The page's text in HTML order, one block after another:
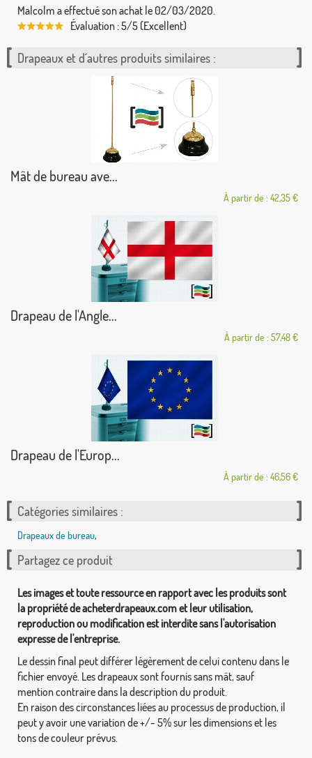
Malcolm a effectué son achat le 02/03/2020.
Évaluation : 5/5 (Excellent)
Drapeaux et d´autres produits similaires :
Mât de bureau ave...
À partir de : 42,35 €
Drapeau de l'Angle...
À partir de : 57,48 €
Drapeau de l'Europ...
À partir de : 46,56 €
Catégories similaires :
Drapeaux de bureau,
Partagez ce produit
Les images et toute ressource en rapport avec les produits sont
la propriété de acheterdrapeaux.com et leur utilisation,
reproduction ou modification est interdite sans l'autorisation
expresse de l'entreprise.
Le dessin final peut différer légèrement de celui contenu dans le
fichier envoyé. Les drapeaux sont fournis sans mât, sauf
mention contraire dans la description du produit.
En raison des circonstances liées au processus de production, il
peut y avoir une variation de +/- 5% sur les dimensions et les
tons de couleur prévus.